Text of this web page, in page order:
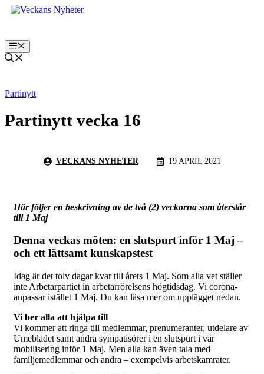
Hoppa
Meny
Partinytt
Partinytt vecka 16
VECKANS NYHETER 19 APRIL 2021
Här följer en beskrivning av de två (2) veckorna som återstår
till 1 Maj
Denna veckas möten: en slutspurt inför 1 Maj –
och ett lättsamt kunskapstest
Idag är det tolv dagar kvar till årets 1 Maj. Som alla vet ställer
inte Arbetarpartiet in arbetarrörelsens högtidsdag. Vi corona-
anpassar istället 1 Maj. Du kan läsa mer om upplägget nedan.
Vi ber alla att hjälpa till
Vi kommer att ringa till medlemmar, prenumeranter, utdelare av
Umebladet samt andra sympatisörer i en slutspurt i vår
mobilisering inför 1 Maj. Men alla kan även tala med
familjemedlemmar och andra – exempelvis arbetskamrater.